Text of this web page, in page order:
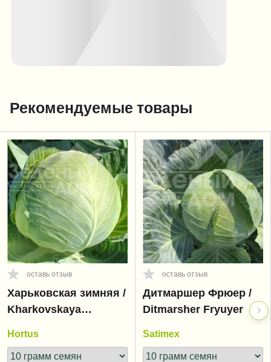
Рекомендуемые товары
оставь отзыв
Харьковская зимняя /
Kharkovskaya
Hortus
оставь отзыв
Дитмаршер Фрюер /
Ditmarsher Fryuyer
Satimex